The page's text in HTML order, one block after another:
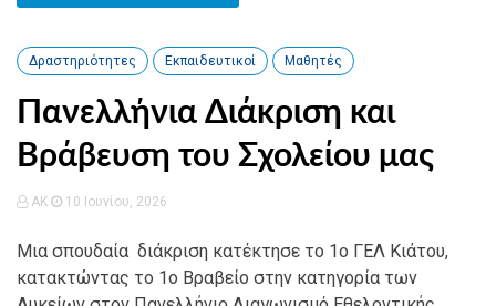
Δραστηριότητες Εκπαιδευτικοί Μαθητές
Πανελλήνια Διάκριση και
Βράβευση του Σχολείου μας
AK 10 Ιουνίου, 2026
Μια σπουδαία διάκριση κατέκτησε το 1ο ΓΕΛ Κιάτου,
κατακτώντας το 1ο Βραβείο στην κατηγορία των